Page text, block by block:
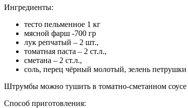
Ингредиенты:
тесто пельменное 1 кг
мясной фарш -700 гр
лук репчатый – 2 шт.,
томатная паста – 2 ст.л.,
сметана – 2 ст.л.,
соль, перец чёрный молотый, зелень петрушки
Штрумбы можно тушить в томатно-сметанном соусе
Способ приготовления: